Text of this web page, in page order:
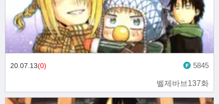
벨제바브137화
20.07.13(0) 5845